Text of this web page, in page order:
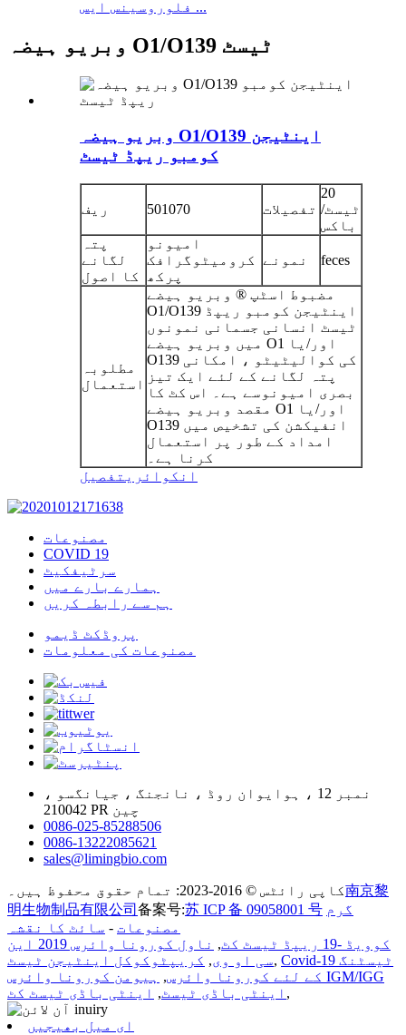
فلوروسینس ایس ...
وبریو ہیضہ O1/O139 ٹیسٹ
وبریو ہیضہ O1/O139 اینٹیجن
کومبو ریپڈ ٹیسٹ
ریف 501070 تفصیلات
20
ٹیسٹ/
باکس
پتہ
لگانے
کا اصول
امیونو
کرومیٹوگرافک
پرکھ
نمونے feces
مطلوبہ
استعمال
مضبوط اسٹپ ® وبریو ہیضے
O1/O139 اینٹیجن کومبو ریپڈ
ٹیسٹ انسانی جسمانی نمونوں
میں وبریو ہیضے O1 اور/یا
O139 کی کوالیٹیٹو ، امکانی
پتہ لگانے کے لئے ایک تیز
بصری امیونوسے ہے۔ اس کٹ کا
مقصد وبریو ہیضے O1 اور/یا
O139 انفیکشن کی تشخیص میں
امداد کے طور پر استعمال
کرنا ہے۔
انکوائری تفصیل
مصنوعات
COVID 19
سرٹیفکیٹ
ہمارے بارے میں
ہم سے رابطہ کریں
پروڈکٹ ڈیمو
مصنوعات کی معلومات
نمبر 12 ، ہوایوان روڈ ، نانجنگ ، جیانگسو ،
210042 PR چین
0086-025-85288506
0086-13222085621
sales@limingbio.com
کاپی رائٹس © 2016-2023: تمام حقوق محفوظ ہیں۔南京黎
明生物制品有限公司 备案号:苏 ICP 备 09058001 号 گرم
مصنوعات - سائٹ کا نقشہ
کوویڈ -19 ریپڈ ٹیسٹ کٹ
,
ناول کورونا وائرس 2019 این
سی او وی, کریپٹوکوکل اینٹیجن ٹیسٹ , Covid-19 ٹیسٹنگ
کے لئے کورونا وائرس, ہیومن کورونا وائرس IGM/IGG
اینٹی باڈی ٹیسٹ, اینٹی باڈی ٹیسٹ کٹ ,
ای میل بھیجیں